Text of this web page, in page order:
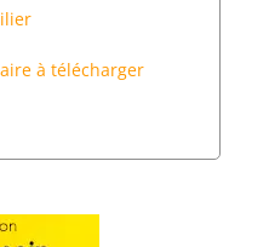
à télécharger